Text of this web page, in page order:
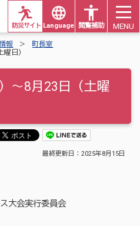
Languages 閲覧補助
防災サイト MENU
報
町長室
日）
～8月23日（土曜
最終更新日： 2025年8月15日
大会実行委員会